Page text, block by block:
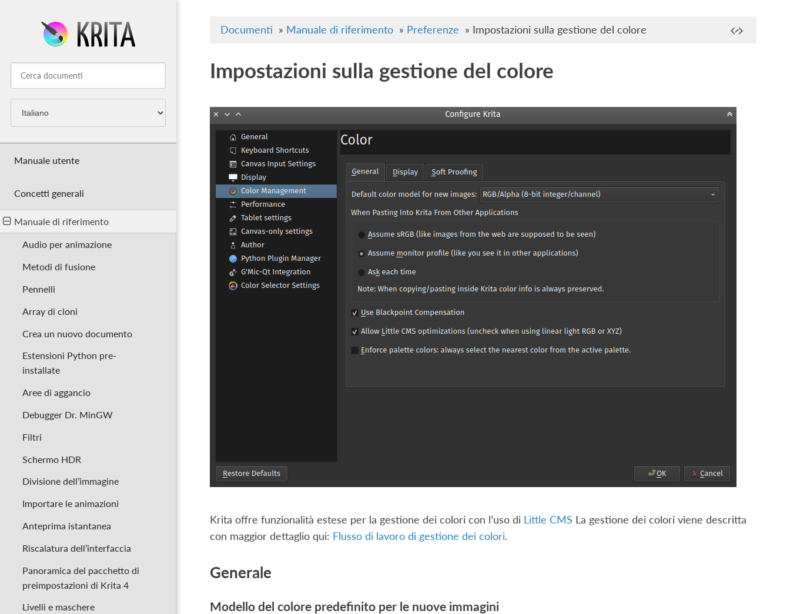
Manuale utente
Concetti generali
Manuale di riferimento
Audio per animazione
Metodi di fusione
Pennelli
Array di cloni
Crea un nuovo documento
Estensioni Python pre-
installate
Aree di aggancio
Debugger Dr. MinGW
Filtri
Schermo HDR
Divisione dell’immagine
Importare le animazioni
Anteprima istantanea
Riscalatura dell’interfaccia
Panoramica del pacchetto di
preimpostazioni di Krita 4
Livelli e maschere
Documenti » Manuale di riferimento » Preferenze » Impostazioni sulla gestione del colore
Impostazioni sulla gestione del colore
Krita offre funzionalità estese per la gestione dei colori con l’uso di Little CMS La gestione dei colori viene descritta
con maggior dettaglio qui: Flusso di lavoro di gestione dei colori.
Generale
Modello del colore predefinito per le nuove immagini